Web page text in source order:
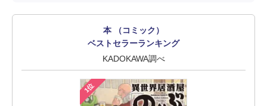
本 （コミック）
ベストセラーランキング
KADOKAWA調べ
1位